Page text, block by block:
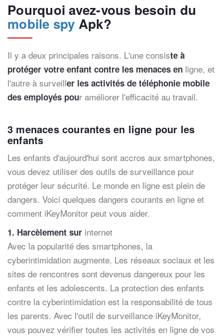
Pourquoi avez-vous besoin du
mobile spy Apk?
Il y a deux principales raisons. L'une consiste à
protéger votre enfant contre les menaces en ligne, et
l'autre à surveiller les activités de téléphonie mobile
des employés pour améliorer l'efficacité au travail.
3 menaces courantes en ligne pour les
enfants
Les enfants d'aujourd'hui sont accros aux smartphones,
vous devez utiliser des outils de surveillance pour
protéger leur sécurité. Le monde en ligne est plein de
dangers. Voici quelques dangers courants en ligne et
comment iKeyMonitor peut vous aider.
1. Harcèlement sur internet
Avec la popularité des smartphones, la
cyberintimidation augmente. Les réseaux sociaux et les
sites de rencontres sont devenus dangereux pour les
enfants et les adolescents. La protection des enfants
contre la cyberintimidation est la responsabilité de tous
les parents. Avec l'outil de surveillance iKeyMonitor,
vous pouvez vérifier toutes les activités en ligne de vos